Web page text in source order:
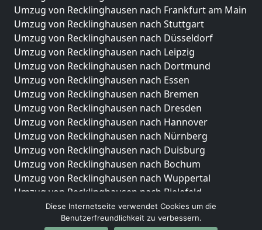
Umzug von Recklinghausen nach Frankfurt am Main
Umzug von Recklinghausen nach Stuttgart
Umzug von Recklinghausen nach Düsseldorf
Umzug von Recklinghausen nach Leipzig
Umzug von Recklinghausen nach Dortmund
Umzug von Recklinghausen nach Essen
Umzug von Recklinghausen nach Bremen
Umzug von Recklinghausen nach Dresden
Umzug von Recklinghausen nach Hannover
Umzug von Recklinghausen nach Nürnberg
Umzug von Recklinghausen nach Duisburg
Umzug von Recklinghausen nach Bochum
Umzug von Recklinghausen nach Wuppertal
Umzug von Recklinghausen nach Bielefeld
Umzug von Recklinghausen nach Bonn
Umzug von Recklinghausen nach Münster
Diese Internetseite verwendet Cookies um die
Benutzerfreundlichkeit zu verbessern.